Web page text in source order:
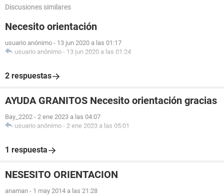
Discusiones similares
Necesito orientación
usuario anónimo - 13 jun 2020 a las 01:17
usuario anónimo - 13 jun 2020 a las 01:24
2 respuestas
AYUDA GRANITOS Necesito orientación gracias
Bay_2202 - 2 ene 2023 a las 04:07
usuario anónimo - 2 ene 2023 a las 05:01
1 respuesta
NESESITO ORIENTACION
anaman - 1 may 2014 a las 21:28